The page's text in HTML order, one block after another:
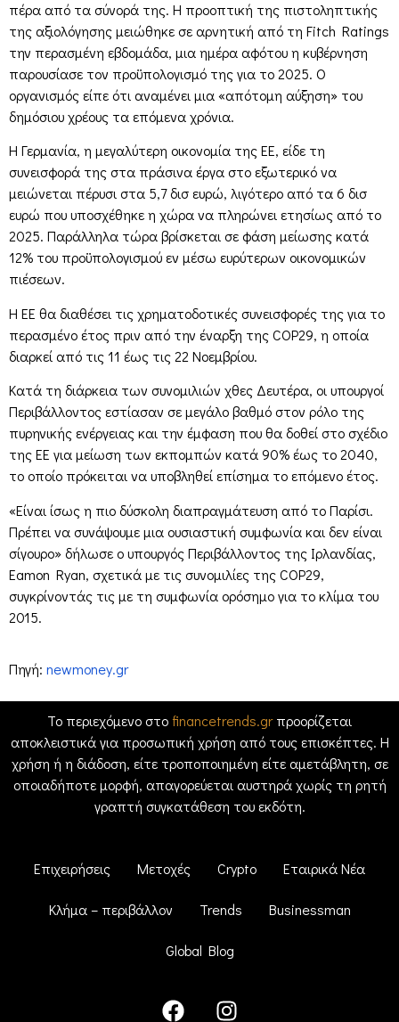
πέρα ​​από τα σύνορά της. Η προοπτική της πιστοληπτικής
της αξιολόγησης μειώθηκε σε αρνητική από τη Fitch Ratings
την περασμένη εβδομάδα, μια ημέρα αφότου η κυβέρνηση
παρουσίασε τον προϋπολογισμό της για το 2025. Ο
οργανισμός είπε ότι αναμένει μια «απότομη αύξηση» του
δημόσιου χρέους τα επόμενα χρόνια.
Η Γερμανία, η μεγαλύτερη οικονομία της ΕΕ, είδε τη
συνεισφορά της στα πράσινα έργα στο εξωτερικό να
μειώνεται πέρυσι στα 5,7 δισ ευρώ, λιγότερο από τα 6 δισ
ευρώ που υποσχέθηκε η χώρα να πληρώνει ετησίως από το
2025. Παράλληλα τώρα βρίσκεται σε φάση μείωσης κατά
12% του προϋπολογισμού εν μέσω ευρύτερων οικονομικών
πιέσεων.
Η ΕΕ θα διαθέσει τις χρηματοδοτικές συνεισφορές της για το
περασμένο έτος πριν από την έναρξη της COP29, η οποία
διαρκεί από τις 11 έως τις 22 Νοεμβρίου.
Κατά τη διάρκεια των συνομιλιών χθες Δευτέρα, οι υπουργοί
Περιβάλλοντος εστίασαν σε μεγάλο βαθμό στον ρόλο της
πυρηνικής ενέργειας και την έμφαση που θα δοθεί στο σχέδιο
της ΕΕ για μείωση των εκπομπών κατά 90% έως το 2040,
το οποίο πρόκειται να υποβληθεί επίσημα το επόμενο έτος.
«Είναι ίσως η πιο δύσκολη διαπραγμάτευση από το Παρίσι.
Πρέπει να συνάψουμε μια ουσιαστική συμφωνία και δεν είναι
σίγουρο» δήλωσε ο υπουργός Περιβάλλοντος της Ιρλανδίας,
Eamon Ryan, σχετικά με τις συνομιλίες της COP29,
συγκρίνοντάς τις με τη συμφωνία ορόσημο για το κλίμα του
2015.
Πηγή: newmoney.gr
Το περιεχόμενο στο financetrends.grπροορίζεται
αποκλειστικά για προσωπική χρήση από τους επισκέπτες. Η
χρήση ή η διάδοση, είτε τροποποιημένη είτε αμετάβλητη, σε
οποιαδήποτε μορφή, απαγορεύεται αυστηρά χωρίς τη ρητή
γραπτή συγκατάθεση του εκδότη.
Επιχειρήσεις Μετοχές Crypto Εταιρικά Νέα
Κλήμα – περιβάλλον Trends Businessman
Global Blog